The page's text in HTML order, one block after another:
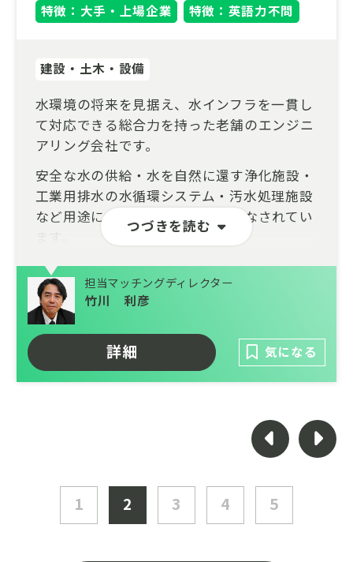
特徴：大手・上場企業
特徴：英語力不問
つづきを読む
建設・土木・設備
水環境の将来を見据え、水インフラを一貫し
て対応できる総合力を持った老舗のエンジニ
アリング会社です。
安全な水の供給・水を自然に還す浄化施設・
工業用排水の水循環システム・汚水処理施設
など用途に合わせた様々な運用がなされてい
ます。
設計・施工・運用・メンテナンスまで一貫し
て対応できる総合力を武器に、自然や環境に
配慮された建設施工、革新的な水処理技術の
研究開発、耐震性に優れた鋼管製造の加工技
術を持ち、安心・安全な水利用を約束しま
す。
担当マッチングディレクター
竹川 利彦
詳細 気になる
1 2 3 4 5